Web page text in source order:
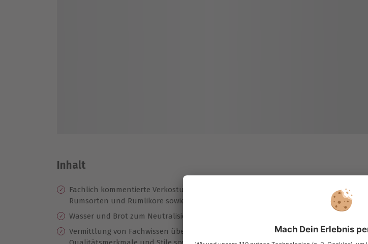
Inhalt
Fachlich kommentierte Verkostung von fünf verschiedenen hochwertigen Bio-
Rumsorten und Rumliköre sowie Schokoladen
Wasser und Brot zum Neutralisieren
Vermittlung von Fachwissen über die Verkostung von Rum, deren